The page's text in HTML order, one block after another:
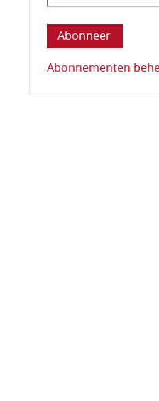
Deze vraag is om
Abonnementen